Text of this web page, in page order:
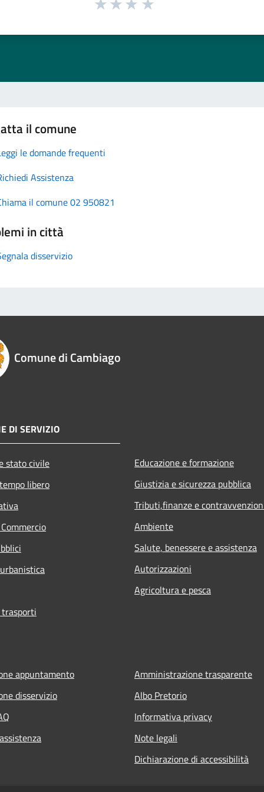
il comune
le domande frequenti
Assistenza
il comune 02 950821
in città
disservizio
Comune di Cambiago
DI SERVIZIO
stato civile
libero
Educazione e formazione
Giustizia e sicurezza pubblica
Tributi,finanze e
Ambiente
Salute, benessere e assistenza
Autorizzazioni
Agricoltura e pesca
appuntamento
disservizio
Amministrazione trasparente
Albo Pretorio
Informativa privacy
Note legali
Dichiarazione di accessibilità